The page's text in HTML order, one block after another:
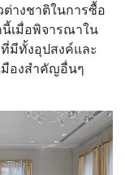
างชาติในการซื้อ
เมื่อพิจารณาใน
มีทั้งอุปสงค์และ
องสำคัญอื่นๆ